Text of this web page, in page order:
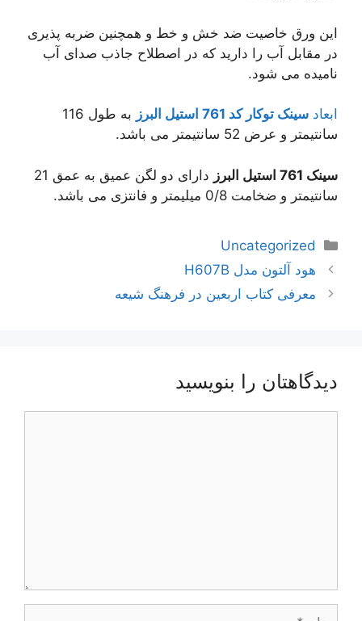
این ورق خاصیت ضد خش و خط و همچنین ضربه پذیری
در مقابل آب را دارید که در اصطلاح جاذب صدای آب
نامیده می شود.
ابعاد سینک توکار کد 761 استیل البرز
به طول 116
سانتیمتر و عرض 52 سانتیمتر می باشد.
سینک 761 استیل البرز
دارای دو لگن عمیق به عمق 21
سانتیمتر و ضخامت 0/8 میلیمتر و فانتزی می باشد.
دسته‌ها
Uncategorized
ناوبری
نوشته‌ها
هود آلتون مدل H607B
معرفی کتاب اربعین در فرهنگ شیعه
دیدگاهتان را بنویسید